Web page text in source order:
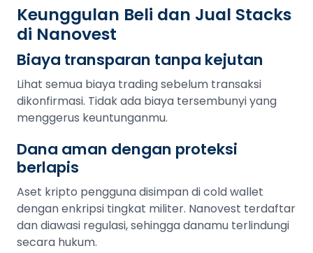
Keunggulan Beli dan Jual Stacks
di Nanovest
Biaya transparan tanpa kejutan
Lihat semua biaya trading sebelum transaksi
dikonfirmasi. Tidak ada biaya tersembunyi yang
menggerus keuntunganmu.
Dana aman dengan proteksi
berlapis
Aset kripto pengguna disimpan di cold wallet
dengan enkripsi tingkat militer. Nanovest terdaftar
dan diawasi regulasi, sehingga danamu terlindungi
secara hukum.